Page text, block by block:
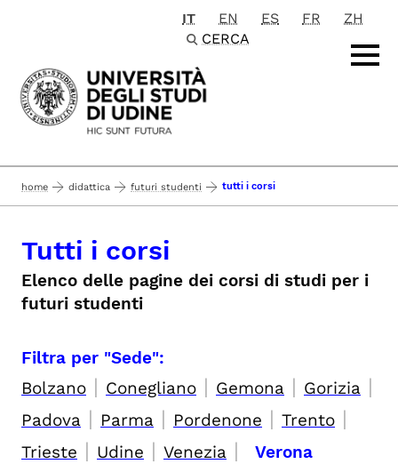
Passa al contenuto principale
IT EN ES FR
ZH
CERCA
home didattica futuri studenti tutti i corsi
Tutti i corsi
Elenco delle pagine dei corsi di studi per i
futuri studenti
Filtra per "Sede":
Bolzano | Conegliano | Gemona | Gorizia |
Padova | Parma | Pordenone | Trento |
Trieste | Udine | Venezia | Verona